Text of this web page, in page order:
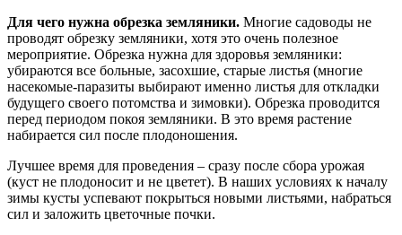
Для чего нужна обрезка земляники. Многие садоводы не
проводят обрезку земляники, хотя это очень полезное
мероприятие. Обрезка нужна для здоровья земляники:
убираются все больные, засохшие, старые листья (многие
насекомые-паразиты выбирают именно листья для откладки
будущего своего потомства и зимовки). Обрезка проводится
перед периодом покоя земляники. В это время растение
набирается сил после плодоношения.
Лучшее время для проведения – сразу после сбора урожая
(куст не плодоносит и не цветет). В наших условиях к началу
зимы кусты успевают покрыться новыми листьями, набраться
сил и заложить цветочные почки.